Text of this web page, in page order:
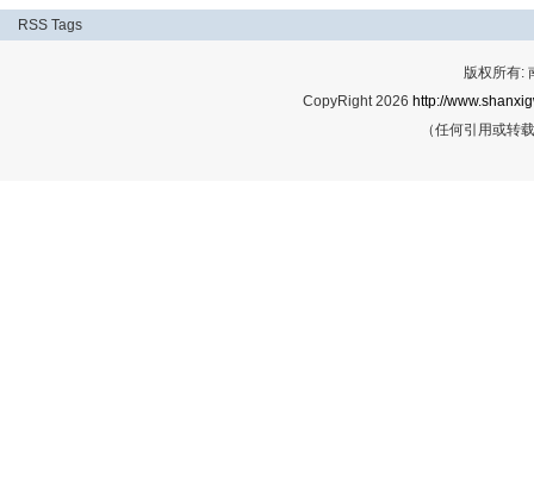
RSS Tags
版权所有:
CopyRight 2026 http://
（任何引用或转